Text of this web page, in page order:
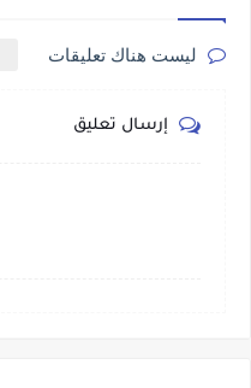
ليست هناك تعليقات
إرسال تعليق